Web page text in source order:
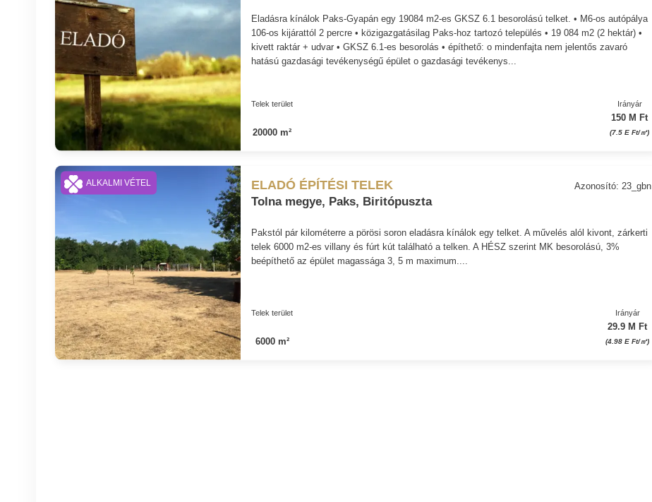
Eladásra kínálok Paks-Gyapán egy 19084 m2-es GKSZ 6.1 besorolású telket. • M6-os autópálya
106-os kijárattól 2 percre • közigazgatásilag Paks-hoz tartozó település • 19 084 m2 (2 hektár) •
kivett raktár + udvar • GKSZ 6.1-es besorolás • építhető: o mindenfajta nem jelentős zavaró
hatású gazdasági tevékenységű épület o gazdasági tevékenys...
Telek terület
20000 m²
Irányár
150 M Ft
(7.5 E Ft/㎡)
ELADÓ ÉPÍTÉSI TELEK
Tolna megye, Paks, Biritópuszta
Azonosító: 23_gbn
Pakstól pár kilométerre a pörösi soron eladásra kínálok egy telket. A művelés alól kivont, zárkerti
telek 6000 m2-es villany és fúrt kút található a telken. A HÉSZ szerint MK besorolású, 3%
beépíthető az épület magassága 3, 5 m maximum....
Telek terület
6000 m²
Irányár
29.9 M Ft
(4.98 E Ft/㎡)
ALKALMI VÉTEL